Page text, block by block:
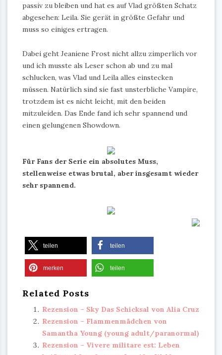
passiv zu bleiben und hat es auf Vlad größten Schatz
abgesehen: Leila. Sie gerät in größte Gefahr und
muss so einiges ertragen.
Dabei geht Jeaniene Frost nicht allzu zimperlich vor
und ich musste als Leser schon ab und zu mal
schlucken, was Vlad und Leila alles einstecken
müssen. Natürlich sind sie fast unsterbliche Vampire,
trotzdem ist es nicht leicht, mit den beiden
mitzuleiden. Das Ende fand ich sehr spannend und
einen gelungenen Showdown.
Für Fans der Serie ein absolutes Muss,
stellenweise etwas brutal, aber insgesamt wieder
sehr spannend.
teilen teilen
merken teilen
Related Posts
Rezension – Sky Das Schicksal von Alia Cruz
Rezension – Flammenmädchen von
Samantha Young (young adult/paranormal)
Rezension – Vivere militare est: Leben